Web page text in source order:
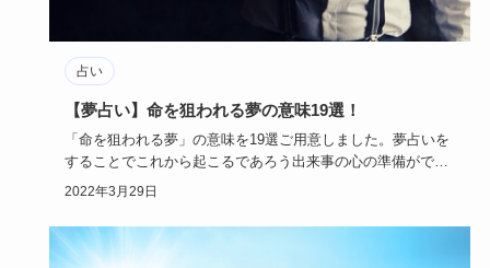
占い
【夢占い】命を狙われる夢の意味19選！
「命を狙われる夢」の意味を19選ご用意しました。夢占いを
することでこれから起こるであろう出来事の心の準備ができ
るかもしれま…
2022年3月29日